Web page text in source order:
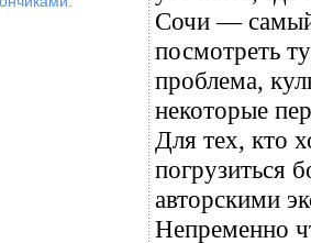
Сочи — самый
посмотреть
проблема,
некоторые
Для тех, кто
погрузиться
авторскими
Непременно